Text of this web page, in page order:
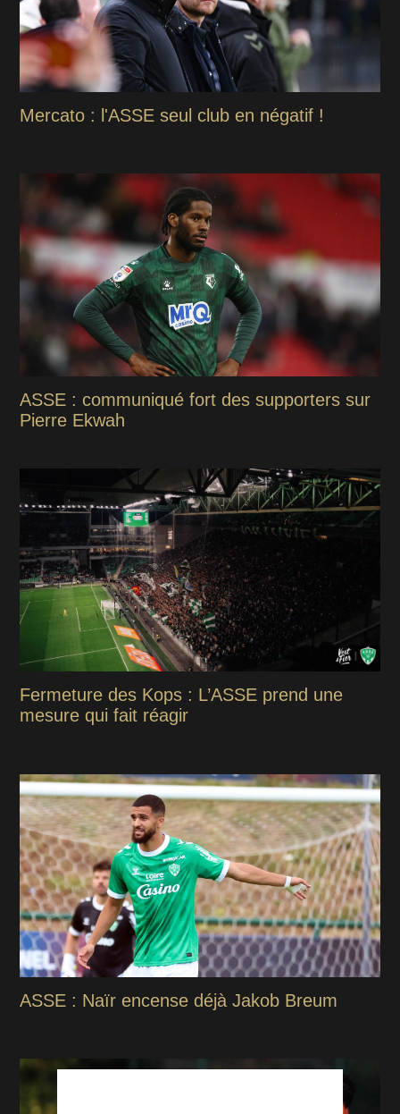
Mercato : l'ASSE seul club en négatif !
ASSE : communiqué fort des supporters sur
Pierre Ekwah
Fermeture des Kops : L’ASSE prend une
mesure qui fait réagir
ASSE : Naïr encense déjà Jakob Breum